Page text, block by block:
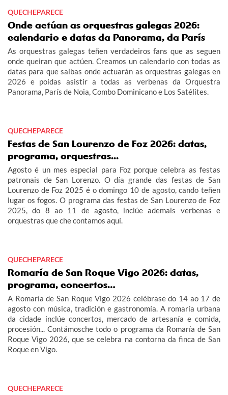
QUECHEPARECE
Onde actúan as orquestras galegas 2026:
calendario e datas da Panorama, da París
As orquestras galegas teñen verdadeiros fans que as seguen
onde queiran que actúen. Creamos un calendario con todas as
datas para que saibas onde actuarán as orquestras galegas en
2026 e poidas asistir a todas as verbenas da Orquestra
Panorama, París de Noia, Combo Dominicano e Los Satélites.
QUECHEPARECE
Festas de San Lourenzo de Foz 2026: datas,
programa, orquestras...
Agosto é un mes especial para Foz porque celebra as festas
patronais de San Lorenzo. O día grande das festas de San
Lourenzo de Foz 2025 é o domingo 10 de agosto, cando teñen
lugar os fogos. O programa das festas de San Lourenzo de Foz
2025, do 8 ao 11 de agosto, inclúe ademais verbenas e
orquestras que che contamos aquí.
QUECHEPARECE
Romaría de San Roque Vigo 2026: datas,
programa, concertos…
A Romaría de San Roque Vigo 2026 celébrase do 14 ao 17 de
agosto con música, tradición e gastronomía. A romaría urbana
da cidade inclúe concertos, mercado de artesanía e comida,
procesión... Contámosche todo o programa da Romaría de San
Roque Vigo 2026, que se celebra na contorna da finca de San
Roque en Vigo.
QUECHEPARECE